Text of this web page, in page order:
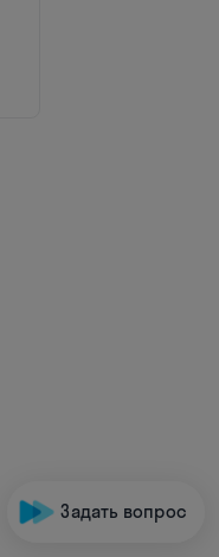
Задать вопрос